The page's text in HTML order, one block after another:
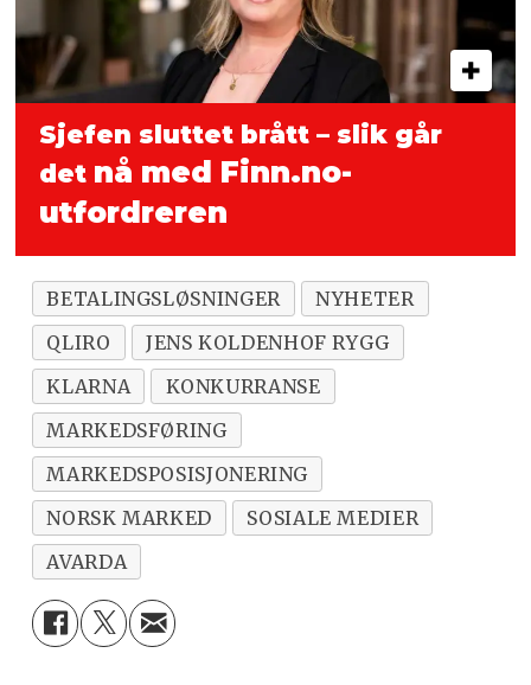
Sjefen sluttet brått – slik går
det nå med Finn.no-
utfordreren
BETALINGSLØSNINGER
NYHETER
QLIRO
JENS KOLDENHOF RYGG
KLARNA
KONKURRANSE
MARKEDSFØRING
MARKEDSPOSISJONERING
NORSK MARKED
SOSIALE MEDIER
AVARDA